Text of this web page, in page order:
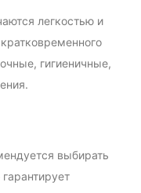
легкостью и
гигиеничные,
выбирать